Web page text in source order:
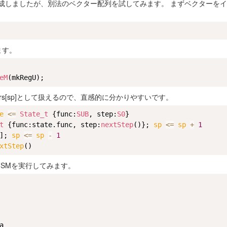
ましたが、別法のベクター配列を試してみます。 まずベクターを
。
として扱えるので、直感的に分かりやすいです。
<= State_t {func: SUB, step: S0}
{func:state.func, step: nextStep()}; sp <= sp + 1
]; sp <= sp -
1
を実行してみます。